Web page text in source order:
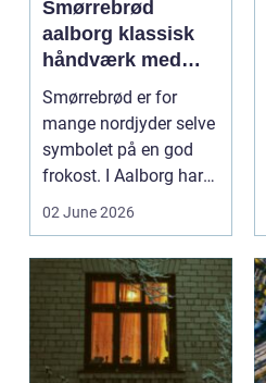
Smørrebrød
aalborg klassisk
håndværk med
moderne twist
Smørrebrød er for
mange nordjyder selve
symbolet på en god
frokost. I Aalborg har
den klassiske spis...
02 June 2026